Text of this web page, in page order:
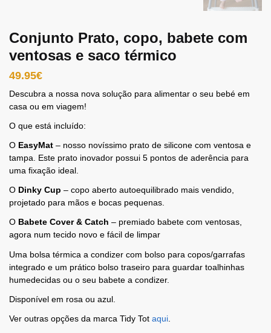
Conjunto Prato, copo, babete com
ventosas e saco térmico
49.95€
Descubra a nossa nova solução para alimentar o seu bebé em
casa ou em viagem!
O que está incluído:
O EasyMat – nosso novíssimo prato de silicone com ventosa e
tampa. Este prato inovador possui 5 pontos de aderência para
uma fixação ideal.
O Dinky Cup – copo aberto autoequilibrado mais vendido,
projetado para mãos e bocas pequenas.
O Babete Cover & Catch – premiado babete com ventosas,
agora num tecido novo e fácil de limpar
Uma bolsa térmica a condizer com bolso para copos/garrafas
integrado e um prático bolso traseiro para guardar toalhinhas
humedecidas ou o seu babete a condizer.
Disponível em rosa ou azul.
Ver outras opções da marca Tidy Tot aqui